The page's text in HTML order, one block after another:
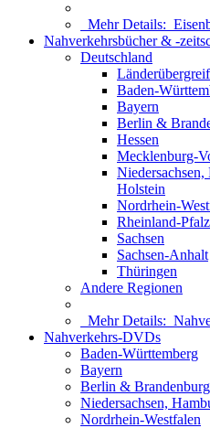
Mehr Details:
Nahverkehrsbücher & -
Deutschland
Baden-
Bayern
Berlin &
Hessen
Mecklenburg-
Holstein
Nordrhein-
Rheinland-
Sachsen
Sachsen-Anhalt
Thüringen
Andere Regionen
Mehr Details:
Nahverkehrs-DVDs
Baden-Württemberg
Bayern
Berlin & Brandenburg
Niedersachsen,
Nordrhein-Westfalen